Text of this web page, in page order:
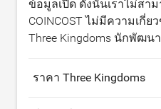
ข้อมูลเปิด ดังนั้นเราไม่สา
COINCOST ไม่มีความเกี่
Three Kingdoms นักพัฒ
ราคา Three Kingdoms